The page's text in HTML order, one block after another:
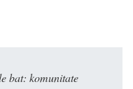
bat: komunitate